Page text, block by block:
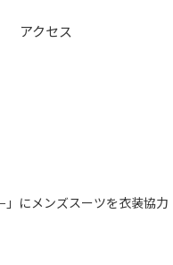
アクセス
」にメンズスーツを衣装協